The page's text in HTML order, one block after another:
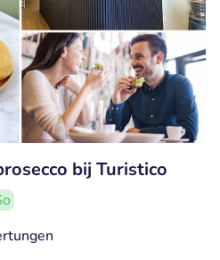
bij Turistico